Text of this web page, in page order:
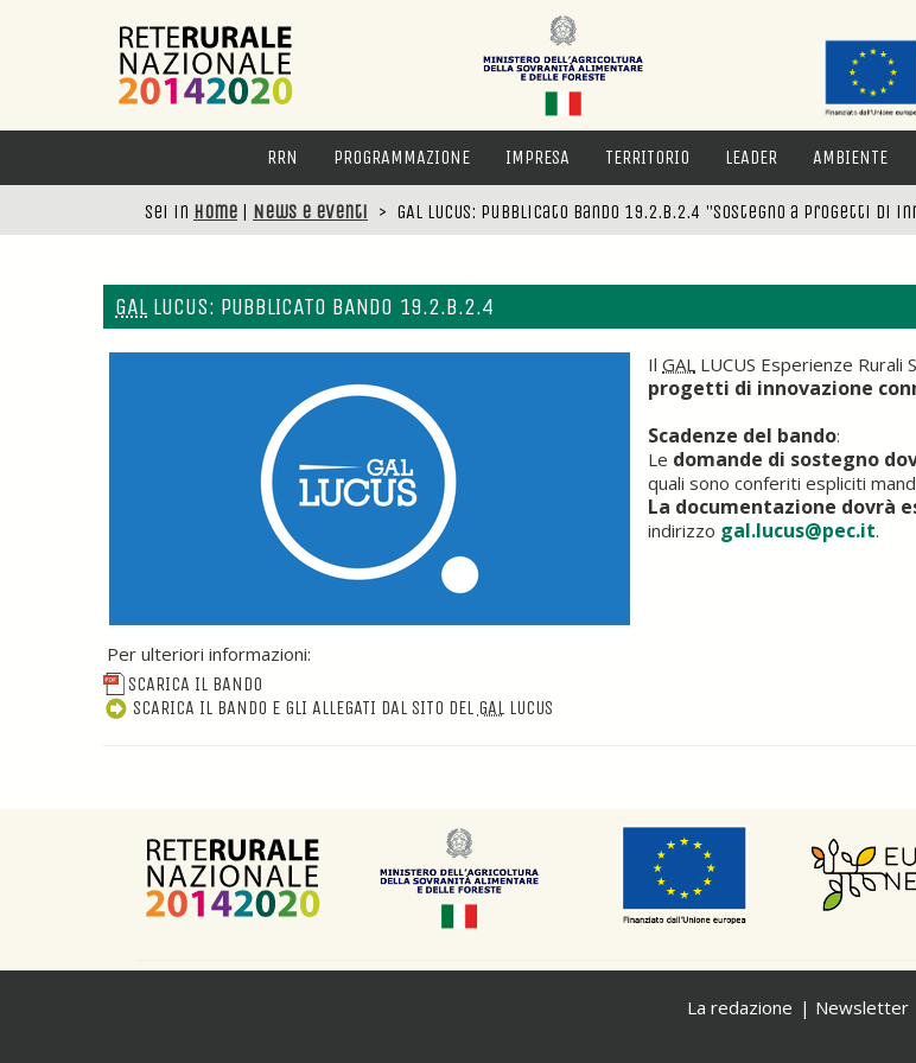
RRN PROGRAMMAZIONE IMPRESA TERRITORIO LEADER AMBIENTE
Sei in Home | News e eventi > GAL LUCUS: Pubblicato bando 19.2.B.2.4 "Sostegno a progetti di
GAL LUCUS: PUBBLICATO BANDO 19.2.B.2.4
Il GAL LUCUS Esperienze Rurali
progetti di innovazione
Scadenze del bando:
Le domande di sostegno
quali sono conferiti espliciti
La documentazione dovrà
indirizzo gal.lucus@pec.it.
Per ulteriori informazioni:
SCARICA IL BANDO
SCARICA IL BANDO E GLI ALLEGATI DAL SITO DEL GALLUCUS
La redazione Newsletter